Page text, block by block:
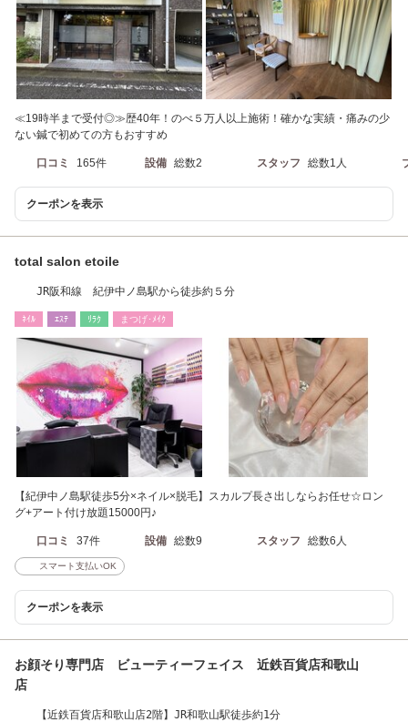
≪19時半まで受付◎≫歴40年！のべ５万人以上施術！確かな実績・痛みの少
ない鍼で初めての方もおすすめ
口コミ 165件 設備 総数2 スタッフ 総数1人
クーポンを表示
total salon etoile
JR阪和線 紀伊中ノ島駅から徒歩約５分
ﾈｲﾙ ｴｽﾃ ﾘﾗｸ まつげ･ﾒｲｸ
【紀伊中ノ島駅徒歩5分×ネイル×脱毛】スカルプ長さ出しならお任せ☆ロン
グ+アート付け放題15000円♪
口コミ 37件 設備 総数9 スタッフ 総数6人
スマート支払いOK
クーポンを表示
お顔そり専門店 ビューティーフェイス 近鉄百貨店和歌山
店
【近鉄百貨店和歌山店2階】JR和歌山駅徒歩約1分